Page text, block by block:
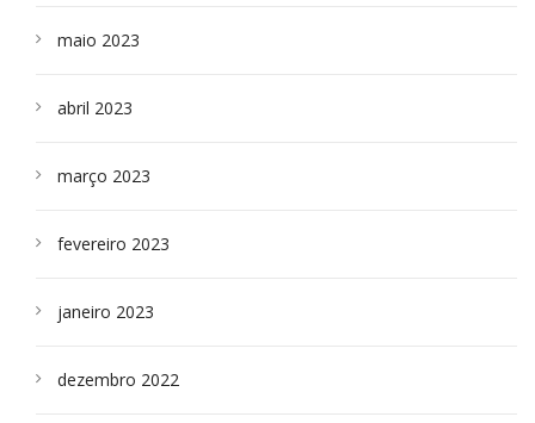
maio 2023
abril 2023
março 2023
fevereiro 2023
janeiro 2023
dezembro 2022